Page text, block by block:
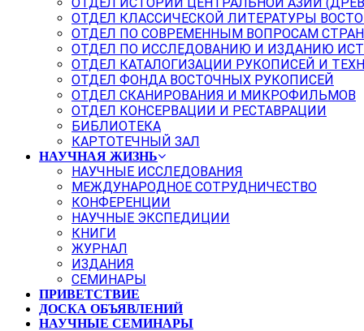
ОТДЕЛ КЛАССИЧЕСКОЙ ЛИТЕРАТУРЫ
ОТДЕЛ ПО СОВРЕМЕННЫМ ВОПРОСАМ
ОТДЕЛ ПО ИССЛЕДОВАНИЮ И ИЗДАНИЮ
ОТДЕЛ КАТАЛОГИЗАЦИИ РУКОПИСЕЙ И
ОТДЕЛ ФОНДА ВОСТОЧНЫХ РУКОПИСЕЙ
ОТДЕЛ СКАНИРОВАНИЯ И МИКРОФИЛЬМОВ
ОТДЕЛ КОНСЕРВАЦИИ И РЕСТАВРАЦИИ
БИБЛИОТЕКА
КАРТОТЕЧНЫЙ ЗАЛ
НАУЧНАЯ ЖИЗНЬ
НАУЧНЫЕ ИССЛЕДОВАНИЯ
МЕЖДУНАРОДНОЕ СОТРУДНИЧЕСТВО
КОНФЕРЕНЦИИ
НАУЧНЫЕ ЭКСПЕДИЦИИ
КНИГИ
ЖУРНАЛ
ИЗДАНИЯ
СЕМИНАРЫ
ПРИВЕТСТВИЕ
ДОСКА ОБЪЯВЛЕНИЙ
НАУЧНЫЕ СЕМИНАРЫ